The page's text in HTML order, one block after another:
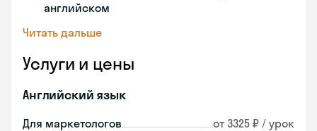
английском
Читать дальше
Услуги и цены
Английский язык
Для маркетологов от 3325 ₽ / урок